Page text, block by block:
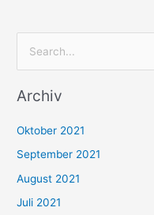
c
n
n
a
Archiv
Oktober 2021
September 2021
August 2021
Juli 2021